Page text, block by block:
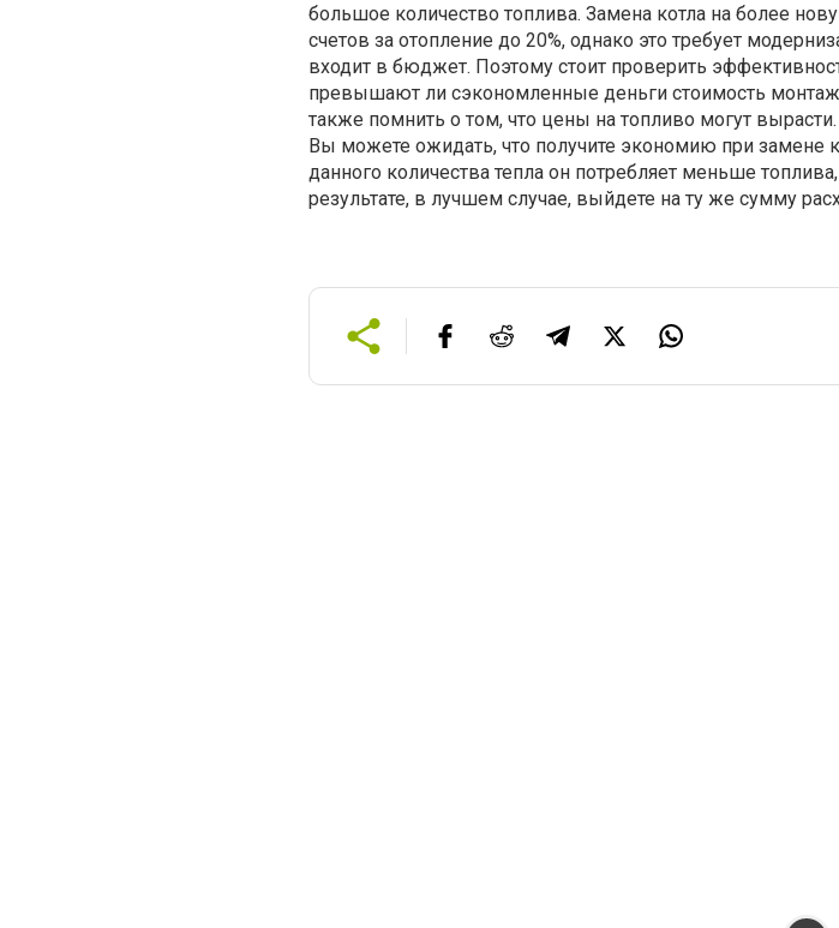
большое количество топлива. Замена котла на более
счетов за отопление до 20%, однако это требует
входит в бюджет. Поэтому стоит проверить
превышают ли сэкономленные деньги стоимость
также помнить о том, что цены на топливо могут вырасти.
Вы можете ожидать, что получите экономию при замене
данного количества тепла он потребляет меньше
результате, в лучшем случае, выйдете на ту же сумму